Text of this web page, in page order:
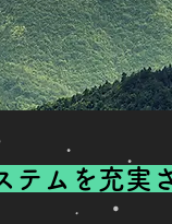
テムを充実